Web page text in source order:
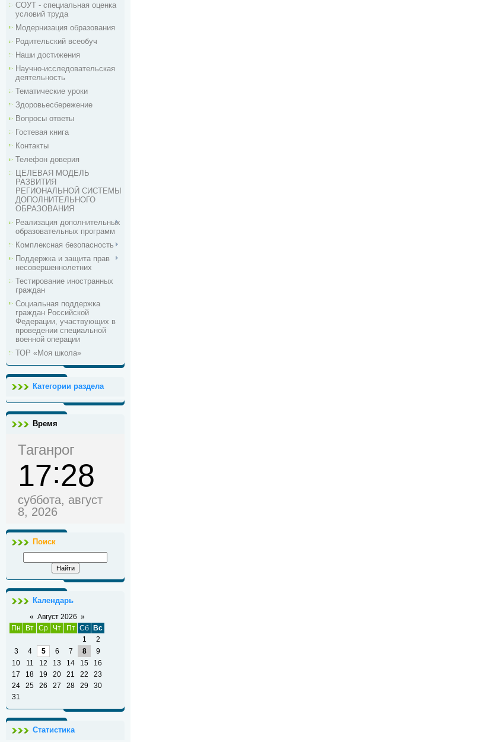
СОУТ - специальная оценка
условий труда
Модернизация образования
Родительский всеобуч
Наши достижения
Научно-исследовательская
деятельность
Тематические уроки
Здоровьесбережение
Вопросы ответы
Гостевая книга
Контакты
Телефон доверия
ЦЕЛЕВАЯ МОДЕЛЬ
РАЗВИТИЯ
РЕГИОНАЛЬНОЙ СИСТЕМЫ
ДОПОЛНИТЕЛЬНОГО
ОБРАЗОВАНИЯ
Реализация дополнительных
образовательных программ
Комплексная безопасность
Поддержка и защита прав
несовершеннолетних
Тестирование иностранных
граждан
Социальная поддержка
граждан Российской
Федерации, участвующих в
проведении специальной
военной операции
ТОР «Моя школа»
Категории раздела
Время
Таганрог
17 28
суббота, август
8, 2026
Поиск
Календарь
« Август 2026 »
Пн
Вт Ср Чт Пт Сб
Вс
1
2
3
4 5 6 7 8
9
10
11 12 13 14 15
16
17
18 19 20 21 22
23
24
25 26 27 28 29
30
31
Статистика